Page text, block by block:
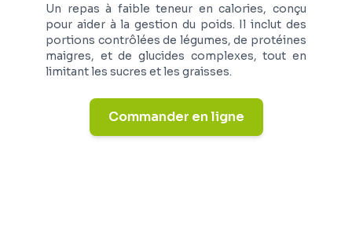
Un repas à faible teneur en calories, conçu
pour aider à la gestion du poids. Il inclut des
portions contrôlées de légumes, de protéines
maigres, et de glucides complexes, tout en
limitant les sucres et les graisses.
Commander en ligne